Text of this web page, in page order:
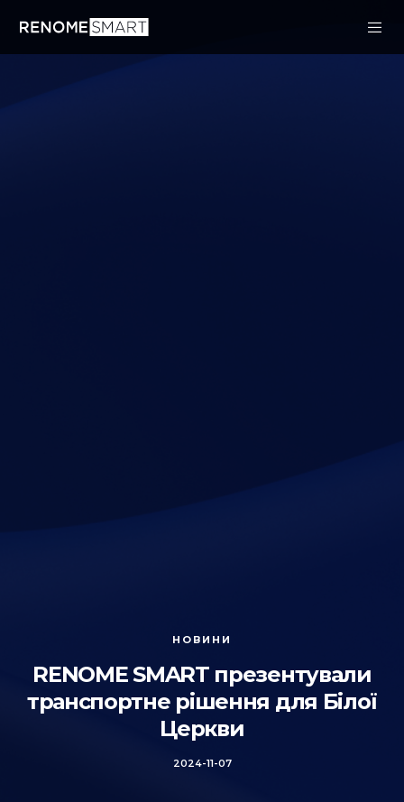
НОВИНИ
RENOME SMART презентували
транспортне рішення для Білої
Церкви
2024-11-07